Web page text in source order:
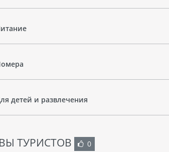
с историей региона Тоскана.
детей и развлечения
ТУРИСТОВ 0